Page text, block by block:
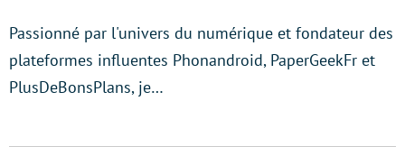
Passionné par l'univers du numérique et fondateur des
plateformes influentes Phonandroid, PaperGeekFr et
PlusDeBonsPlans, je…